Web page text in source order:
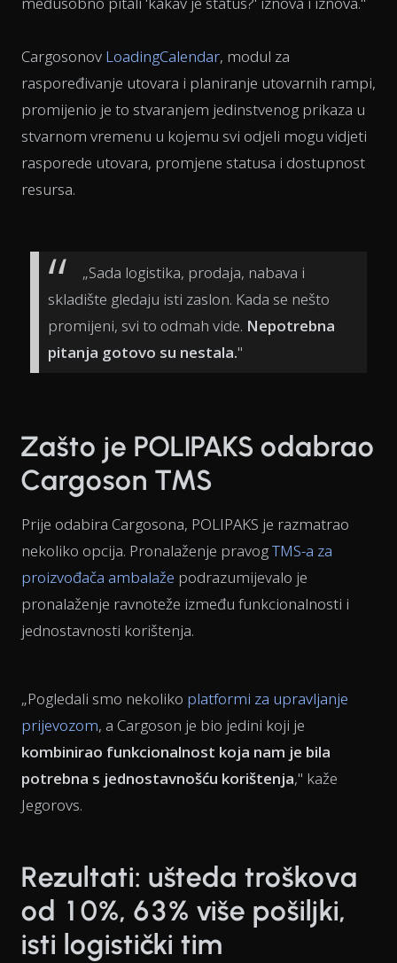
Cargosonov LoadingCalendar, modul za
raspoređivanje utovara i planiranje utovarnih rampi,
promijenio je to stvaranjem jedinstvenog prikaza u
stvarnom vremenu u kojemu svi odjeli mogu vidjeti
rasporede utovara, promjene statusa i dostupnost
resursa.
„Sada logistika, prodaja, nabava i
skladište gledaju isti zaslon. Kada se nešto
promijeni, svi to odmah vide. Nepotrebna
pitanja gotovo su nestala."
Zašto je POLIPAKS odabrao
Cargoson TMS
Prije odabira Cargosona, POLIPAKS je razmatrao
nekoliko opcija. Pronalaženje pravogTMS-a za
proizvođača ambalaže podrazumijevalo je
pronalaženje ravnoteže između funkcionalnosti i
jednostavnosti korištenja.
„Pogledali smo nekoliko platformi za upravljanje
prijevozom, a Cargoson je bio jedini koji je
kombinirao funkcionalnost koja nam je bila
potrebna s jednostavnošću korištenja," kaže
Jegorovs.
Rezultati: ušteda troškova
od 10%, 63% više pošiljki,
isti logistički tim